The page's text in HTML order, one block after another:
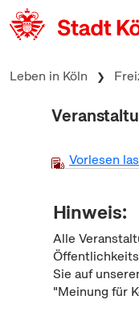
zum Inhalt springen
Leben in Köln
Vorlesen
Hinweis:
Alle
Sie auf
"Meinung für